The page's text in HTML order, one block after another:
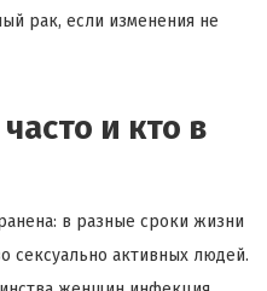
рак, если изменения не
и кто в
в разные сроки жизни
сексуально активных людей.